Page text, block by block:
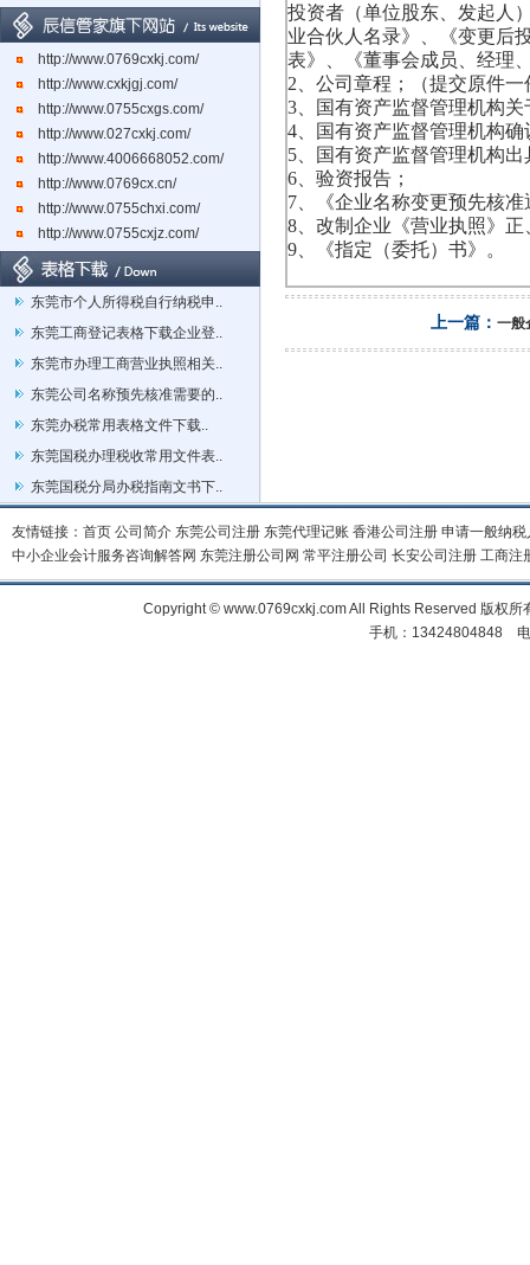
关于东莞市经营主体电子化登记..
东莞辰信会计代理有限公司专业..
东莞市长安镇长盛社区长中路1..
http://www.0769cxkj.com/
http://www.cxkjgj.com/
http://www.0755cxgs.com/
http://www.027cxkj.com/
http://www.4006668052.com/
http://www.0769cx.cn/
http://www.0755chxi.com/
http://www.0755cxjz.com/
东莞市个人所得税自行纳税申..
东莞工商登记表格下载企业登..
东莞市办理工商营业执照相关..
东莞公司名称预先核准需要的..
东莞办税常用表格文件下载..
东莞国税办理税收常用文件表..
东莞国税分局办税指南文书下..
投资者（单位股东、发起人
业合伙人名录》、《变更后
表》、《董事会成员、经理
2、公司章程；（提交原件
3、国有资产监督管理机构
4、国有资产监督管理机构
5、国有资产监督管理机构
6、验资报告；
7、《企业名称变更预先核
8、改制企业《营业执照》正
9、《指定（委托）书》。
上一篇： 一般
友情链接： 首页 公司简介 东莞公司注册 东莞代理记账 香港公司注册 申请一般纳税
中小企业会计服务咨询解答网 东莞注册公司网 常平注册公司 长安公司注册 工商注
Copyright © www.0769cxkj.com All Rights Reserved 版权
手机：13424804848